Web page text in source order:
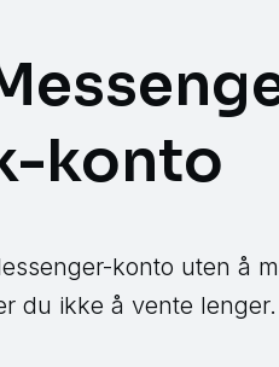
konto
konto uten å
du ikke å vente lenger.